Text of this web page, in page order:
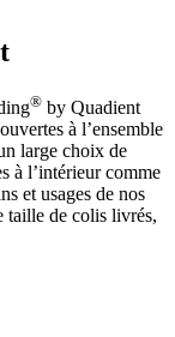
® by Quadient
à l’ensemble
large choix de
à l’intérieur comme
et usages de nos
taille de colis livrés,